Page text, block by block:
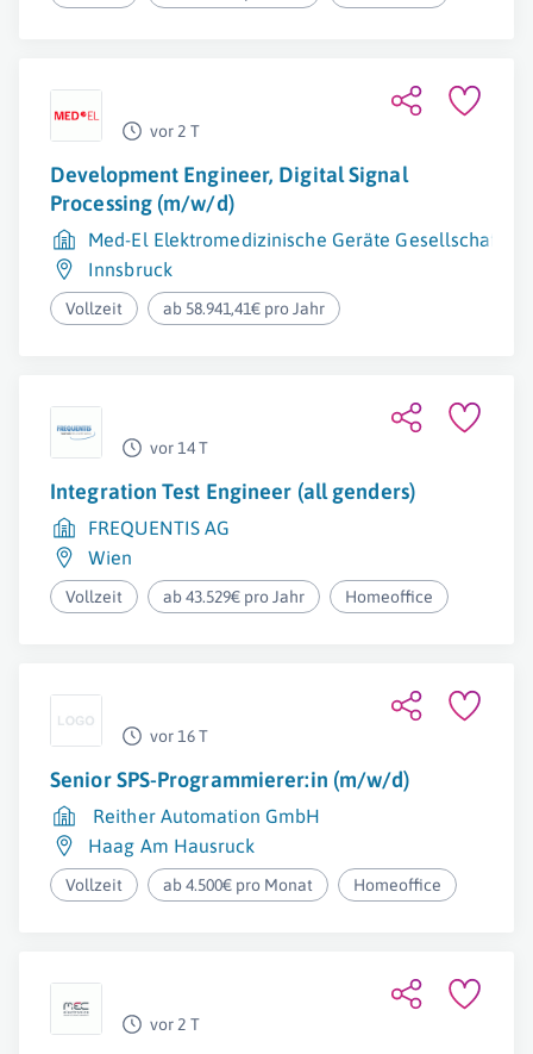
vor 2 T
Development Engineer, Digital Signal
Processing (m/w/d)
Med-El Elektromedizinische Geräte Gesellschaft
Innsbruck
Vollzeit ab 58.941,41€ pro Jahr
vor 14 T
Integration Test Engineer (all genders)
FREQUENTIS AG
Wien
Vollzeit ab 43.529€ pro Jahr Homeoffice
vor 16 T
Senior SPS-Programmierer:in (m/w/d)
Reither Automation GmbH
Haag Am Hausruck
Vollzeit ab 4.500€ pro Monat Homeoffice
vor 2 T